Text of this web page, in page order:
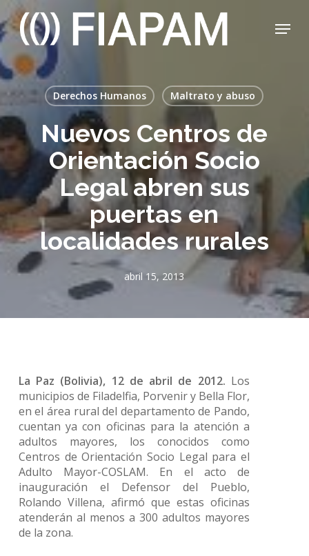
Skip
to
main
content
Menu
Derechos Humanos Maltrato y abuso
Nuevos Centros de
Orientación Socio
Legal abren sus
puertas en
localidades rurales
abril 15, 2013
La Paz (Bolivia), 12 de abril de 2012. Los
municipios de Filadelfia, Porvenir y Bella Flor,
en el área rural del departamento de Pando,
cuentan ya con oficinas para la atención a
adultos mayores, los conocidos como
Centros de Orientación Socio Legal para el
Adulto Mayor-COSLAM. En el acto de
inauguración el Defensor del Pueblo,
Rolando Villena, afirmó que estas oficinas
atenderán al menos a 300 adultos mayores
de la zona.